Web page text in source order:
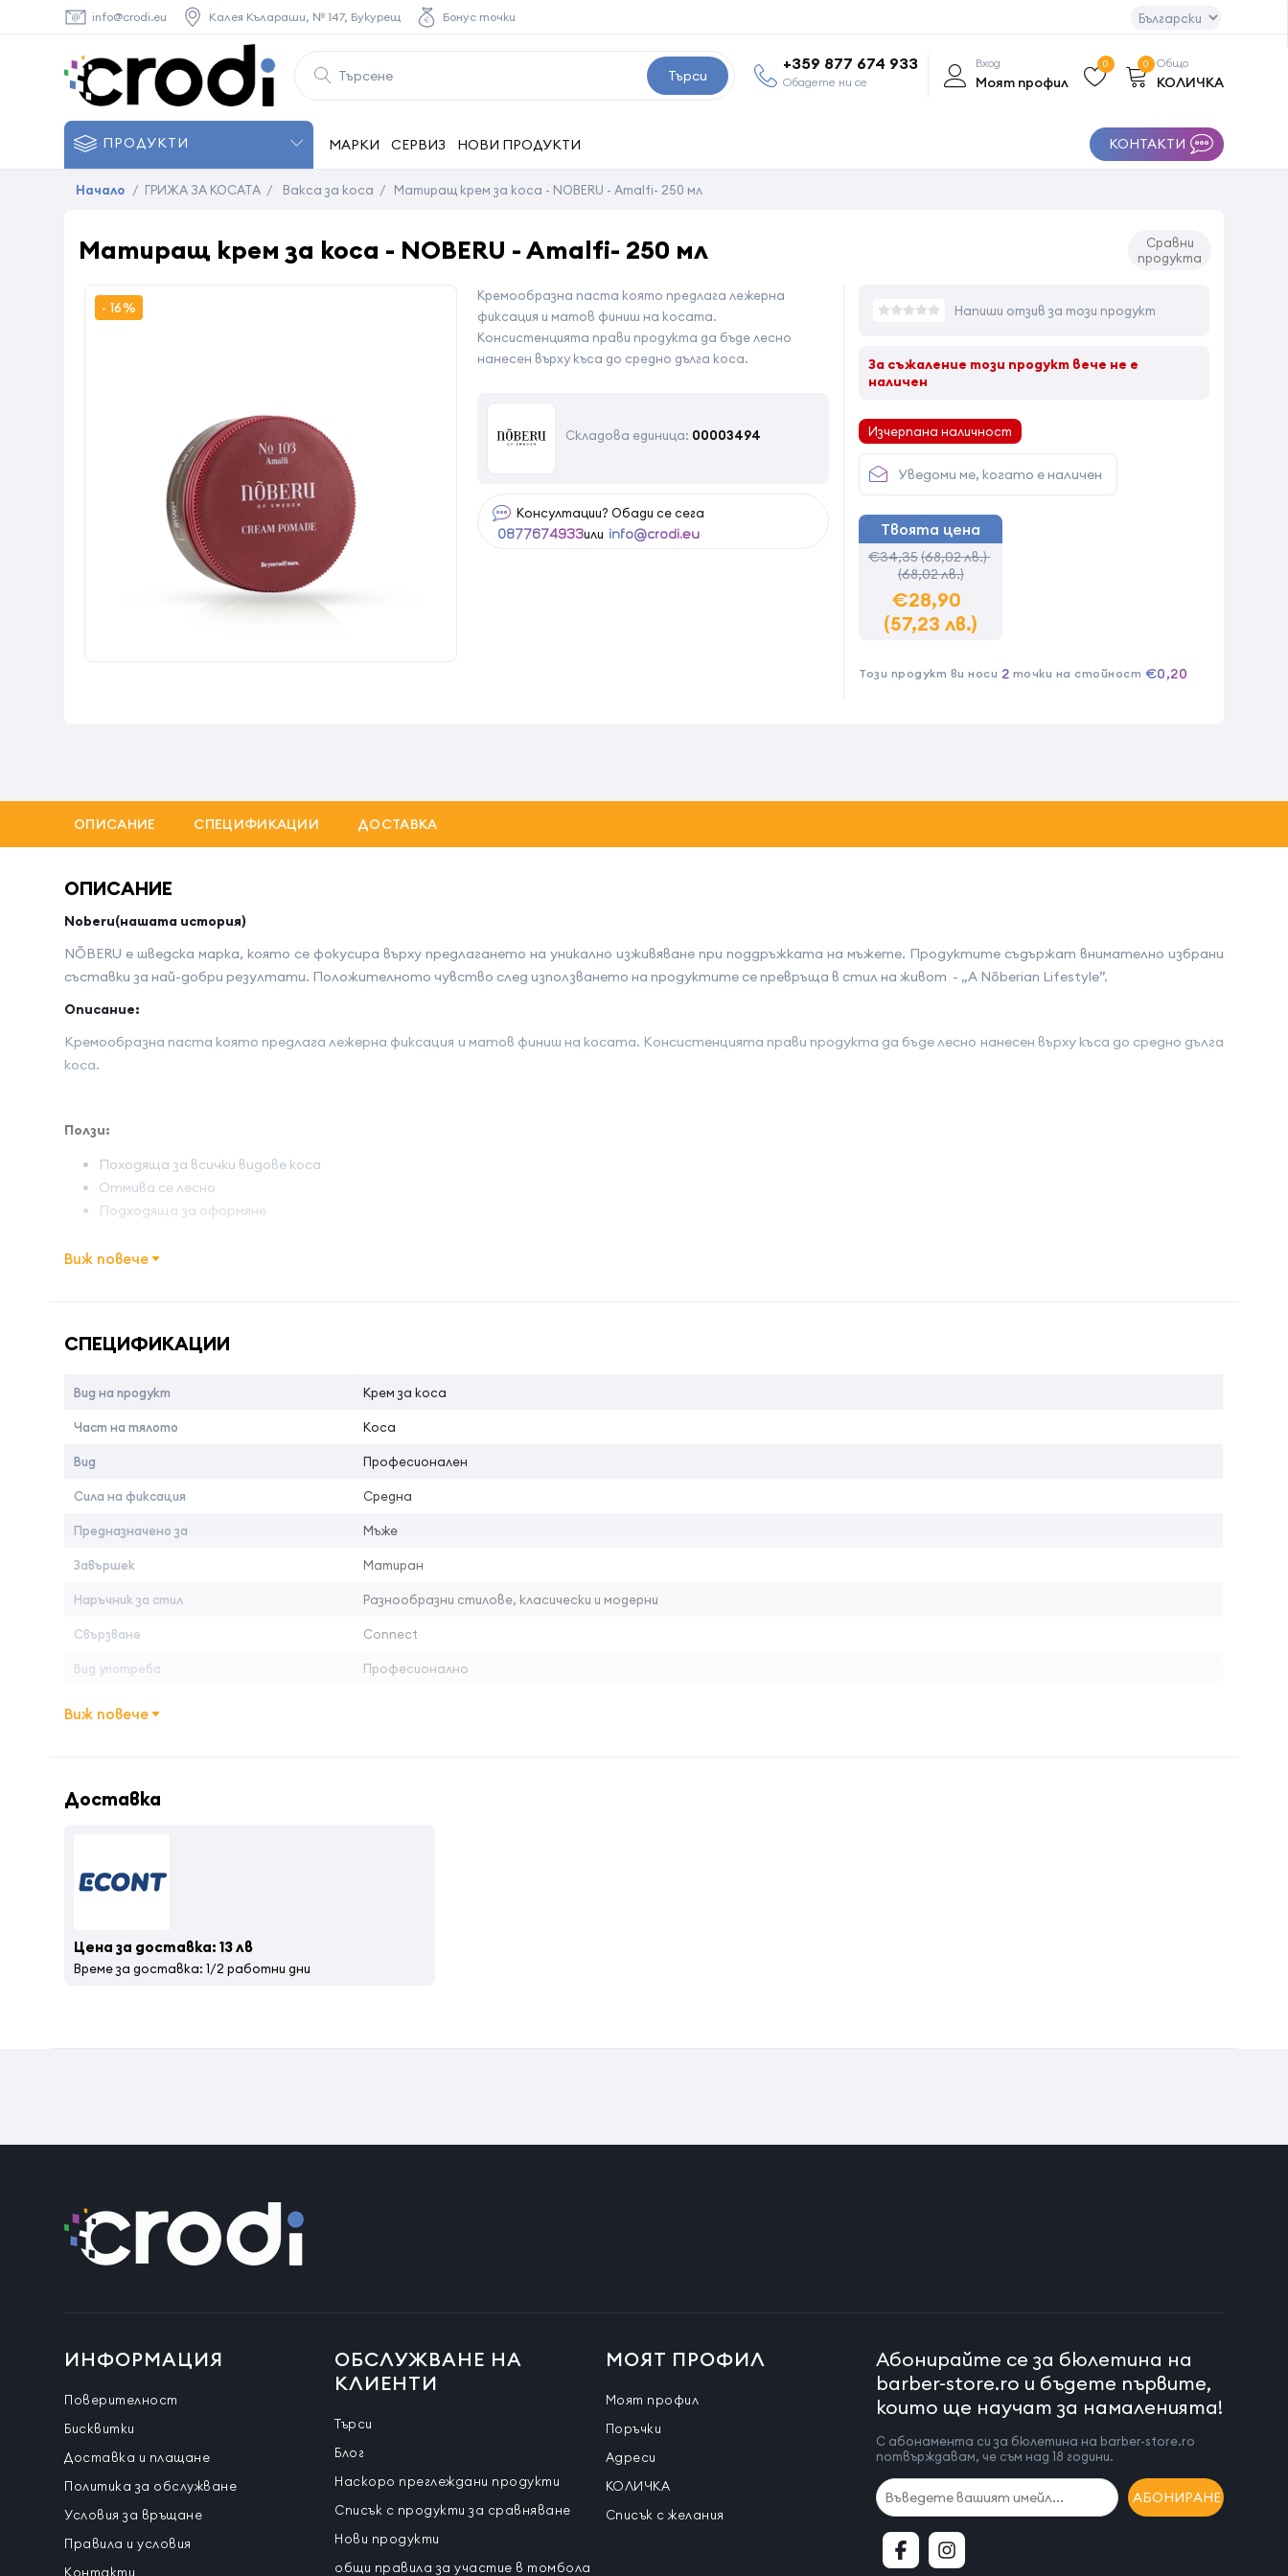
info@crodi.eu Калея Кълараши, № 147, Букурещ Бонус точки
Търси
+359 877 674 933
Обадете ни се
Вход
Моят профил
0 Общо
КОЛИЧКА
0
ПРОДУКТИ МАРКИ СЕРВИЗ НОВИ ПРОДУКТИ КОНТАКТИ
Начало / ГРИЖА ЗА КОСАТА / Вакса за коса / Матиращ крем за коса - NOBERU - Amalfi- 250 мл
Матиращ крем за коса - NOBERU - Amalfi- 250 мл
Сравни
продукта
- 16%
Кремообразна паста която предлага лежерна
фиксация и матов финиш на косата.
Консистенцията прави продукта да бъде лесно
нанесен върху къса до средно дълга коса.
Складова единица: 00003494
Консултации? Обади се сега
0877674933или info@crodi.eu
Напиши отзив за този продукт
За съжаление този продукт вече не е
наличен
Изчерпана наличност
Уведоми ме, когато е наличен
Твоята цена
€34,35(68,02 лв.)
(68,02 лв.)
€28,90
(57,23 лв.)
Този продукт ви носи 2 точки на стойност €0,20
ОПИСАНИЕ СПЕЦИФИКАЦИИ ДОСТАВКА
ОПИСАНИЕ
Noberu(нашата история)
NÕBERU е шведска марка, която се фокусира върху предлагането на уникално изживяване при поддръжката на мъжете. Продуктите съдържат внимателно избрани
съставки за най-добри резултати. Положителното чувство след използването на продуктите се превръща в стил на живот - „A Nõberian Lifestyle”.
Описание:
Кремообразна паста която предлага лежерна фиксация и матов финиш на косата. Консистенцията прави продукта да бъде лесно нанесен върху къса до средно дълга
коса.
Ползи:
Походяща за всички видове коса
Отмива се лесно
Подходяща за оформяне
Виж повече
СПЕЦИФИКАЦИИ
Вид на продукт Крем за коса
Част на тялото Коса
Вид Професионален
Сила на фиксация Средна
Предназначено за Мъже
Завършек Матиран
Наръчник за стил Разнообразни стилове, класически и модерни
Свързване Connect
Вид употреба Професионално
Виж повече
Доставка
Цена за доставка: 13 лв
Време за доставка: 1/2 работни дни
ИНФОРМАЦИЯ
Поверителност
Бисквитки
Доставка и плащане
Политика за обслужване
Условия за връщане
Правила и условия
Контакти
ОБСЛУЖВАНЕ НА
КЛИЕНТИ
Търси
Блог
Наскоро преглеждани продукти
Списък с продукти за сравняване
Нови продукти
общи правила за участие в томбола
МОЯТ ПРОФИЛ
Моят профил
Поръчки
Адреси
КОЛИЧКА
Списък с желания
Абонирайте се за бюлетина на
barber-store.ro и бъдете първите,
които ще научат за намаленията!
С абонамента си за бюлетина на barber-store.ro
потвърждавам, че съм над 18 години.
АБОНИРАНЕ